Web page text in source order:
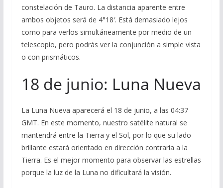
constelación de Tauro. La distancia aparente entre
ambos objetos será de 4°18′. Está demasiado lejos
como para verlos simultáneamente por medio de un
telescopio, pero podrás ver la conjunción a simple vista
o con prismáticos.
18 de junio: Luna Nueva
La Luna Nueva aparecerá el 18 de junio, a las 04:37
GMT. En este momento, nuestro satélite natural se
mantendrá entre la Tierra y el Sol, por lo que su lado
brillante estará orientado en dirección contraria a la
Tierra. Es el mejor momento para observar las estrellas
porque la luz de la Luna no dificultará la visión.